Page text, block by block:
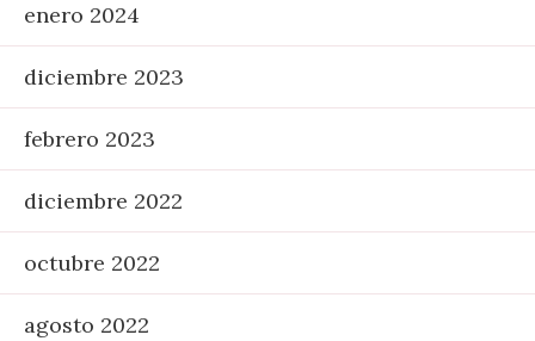
enero 2024
diciembre 2023
febrero 2023
diciembre 2022
octubre 2022
agosto 2022